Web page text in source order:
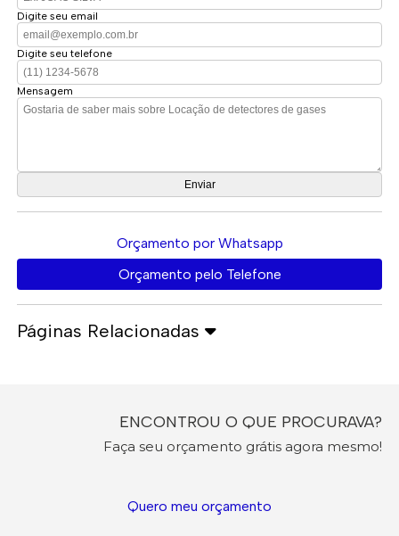
Digite seu email
Digite seu telefone
Mensagem
Orçamento por Whatsapp
Orçamento pelo Telefone
Páginas Relacionadas
ENCONTROU O QUE PROCURAVA?
Faça seu orçamento grátis agora mesmo!
Quero meu orçamento